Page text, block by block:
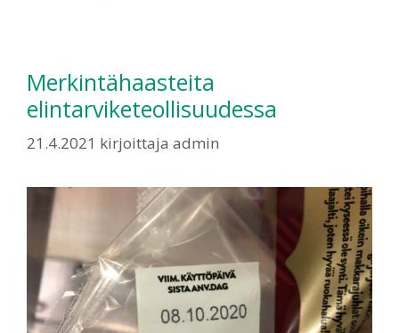
Merkintähaasteita
elintarviketeollisuudessa
21.4.2021 kirjoittaja admin